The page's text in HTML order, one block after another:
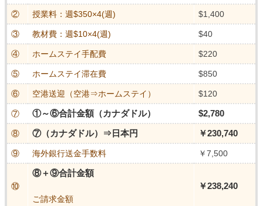
② 授業料：週$350×4(週) $1,400
③ 教材費：週$10×4(週) $40
④ ホームステイ手配費 $220
⑤ ホームステイ滞在費 $850
⑥ 空港送迎（空港⇒ホームステイ） $120
⑦ ①～⑥合計金額（カナダドル） $2,780
⑧ ⑦（カナダドル）⇒日本円 ￥230,740
⑨ 海外銀行送金手数料 ￥7,500
⑩
⑧＋⑨合計金額
ご請求金額
￥238,240